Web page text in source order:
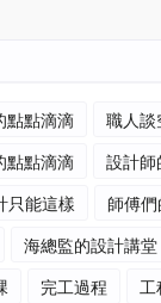
點點滴滴
職人談
點點滴滴
設計師
只能這樣
師傅
海總監的設計講堂
完工過程
工